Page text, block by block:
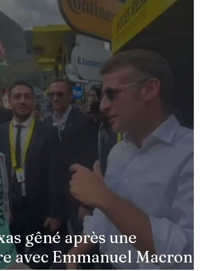
Entre excitation et stress :
Paul de Saint-Sernin face à
un nouveau challenge
gêné après une
avec Emmanuel Macron :